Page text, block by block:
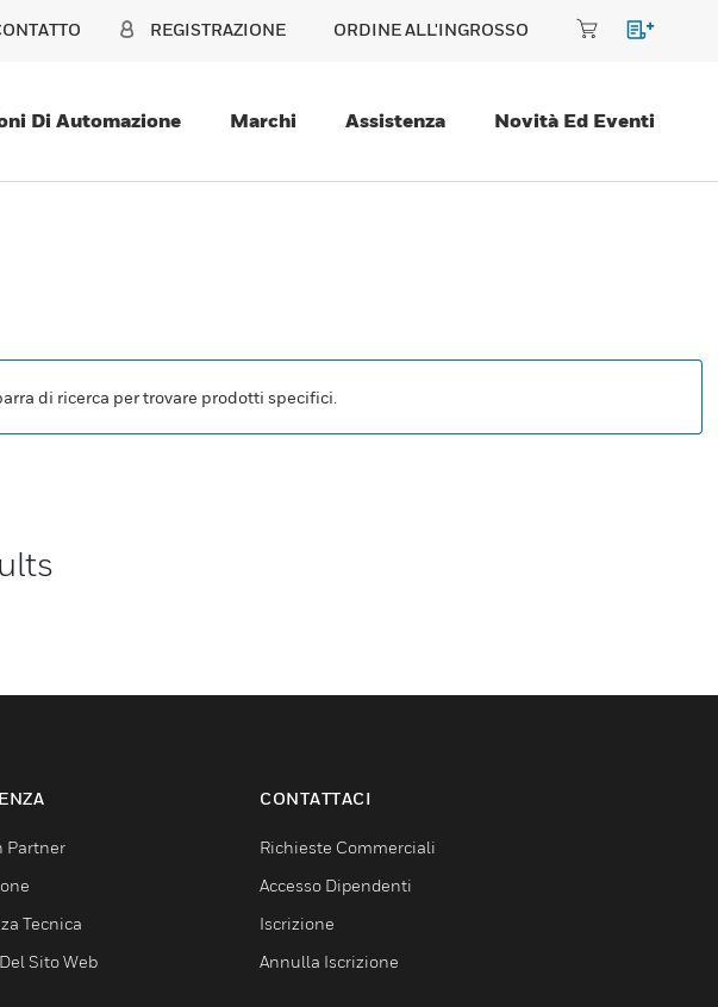
REGISTRAZIONE ORDINE ALL'INGROSSO
Di Automazione Marchi Assistenza Novità Ed Eventi
di ricerca per trovare prodotti specifici.
Partner
Tecnica
Sito Web
CONTATTACI
Richieste Commerciali
Accesso Dipendenti
Iscrizione
Annulla Iscrizione